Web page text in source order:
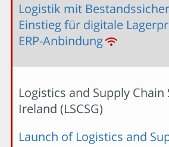
Logistik mit
Einstieg für digitale
ERP-Anbindung
Logistics and Supply
Ireland (LSCSG)
Launch of Logistics and